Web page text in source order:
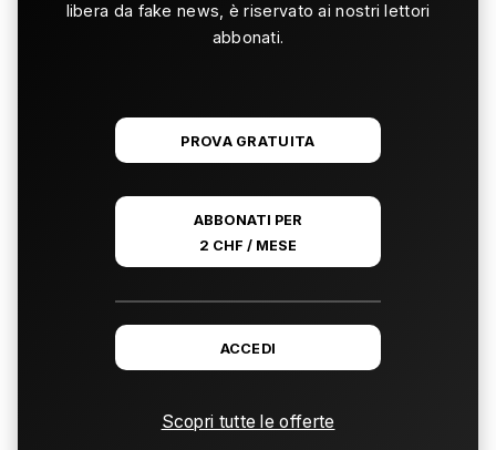
libera da fake news, è riservato ai nostri lettori
abbonati.
PROVA GRATUITA
ABBONATI PER
2 CHF / MESE
ACCEDI
Scopri tutte le offerte